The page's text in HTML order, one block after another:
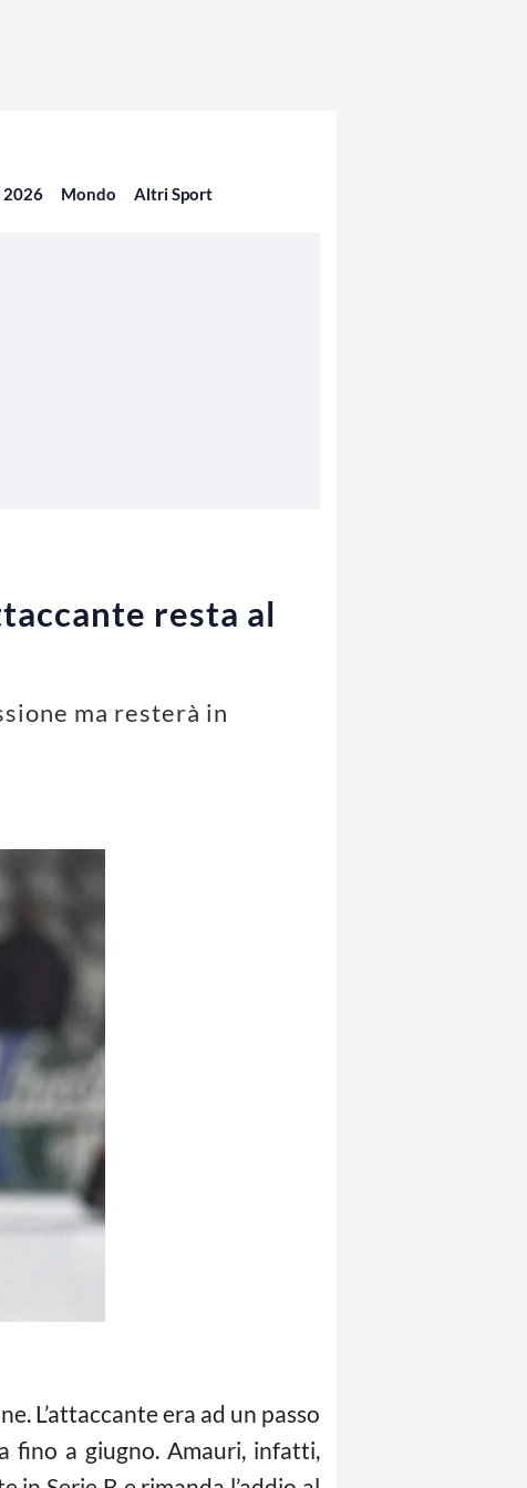
2026 Mondo Altri Sport
resta al
ma resterà in
L’attaccante era ad un passo
fino a giugno. Amauri, infatti,